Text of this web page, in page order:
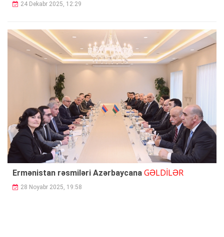
24 Dekabr 2025, 12:29
Ermənistan rəsmiləri Azərbaycana GƏLDİLƏR
28 Noyabr 2025, 19:58